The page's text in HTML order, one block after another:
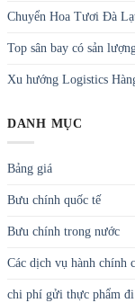
Chuyển Hoa Tươi Đà
Top sân bay có sản
Xu hướng Logistics
DANH MỤC
Bảng giá
Bưu chính quốc tế
Bưu chính trong nước
Các dịch vụ hành chính
chi phí gửi thực phẩm